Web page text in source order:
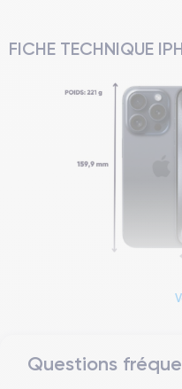
FICHE TECHNIQUE
Dimensions et
Date de sortie
22/09/2023
Questions